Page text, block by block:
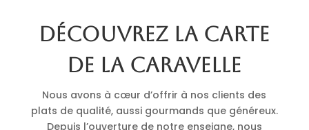
Découvrez la carte
de La Caravelle
Nous avons à cœur d’offrir à nos clients des
plats de qualité, aussi gourmands que généreux.
Depuis l’ouverture de notre enseigne, nous